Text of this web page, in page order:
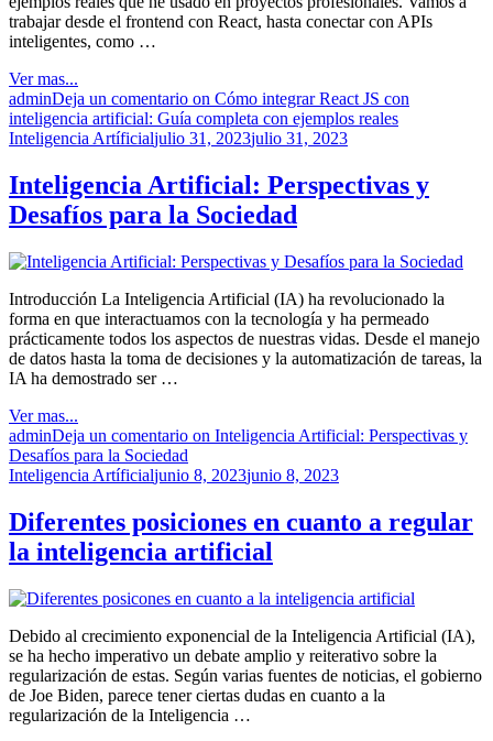
trabajar desde el frontend con React, hasta conectar con APIs
inteligentes, como …
Ver mas...
adminDeja un comentario on Cómo integrar React JS con
inteligencia artificial: Guía completa con ejemplos reales
Inteligencia Artíficialjulio 31, 2023julio 31, 2023
Inteligencia Artificial: Perspectivas y
Desafíos para la Sociedad
Introducción La Inteligencia Artificial (IA) ha revolucionado la
forma en que interactuamos con la tecnología y ha permeado
prácticamente todos los aspectos de nuestras vidas. Desde el manejo
de datos hasta la toma de decisiones y la automatización de tareas, la
IA ha demostrado ser …
Ver mas...
adminDeja un comentario on Inteligencia Artificial: Perspectivas y
Desafíos para la Sociedad
Inteligencia Artíficialjunio 8, 2023junio 8, 2023
Diferentes posiciones en cuanto a regular
la inteligencia artificial
Debido al crecimiento exponencial de la Inteligencia Artificial (IA),
se ha hecho imperativo un debate amplio y reiterativo sobre la
regularización de estas. Según varias fuentes de noticias, el gobierno
de Joe Biden, parece tener ciertas dudas en cuanto a la
regularización de la Inteligencia …